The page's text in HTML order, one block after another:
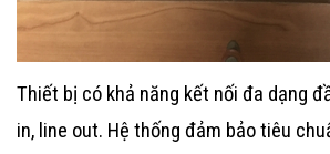
Thiết bị có khả năng kết nối đa dạng
in, line out. Hệ thống đảm bảo tiêu